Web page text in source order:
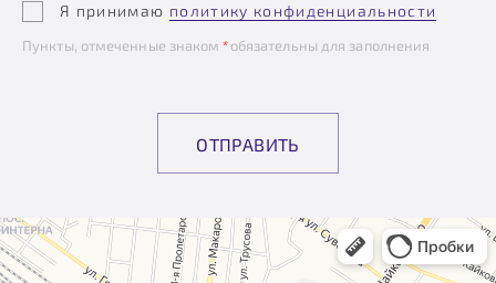
Я принимаю политику конфиденциальности
Пункты, отмеченные знаком *обязательны для заполнения
ОТПРАВИТЬ